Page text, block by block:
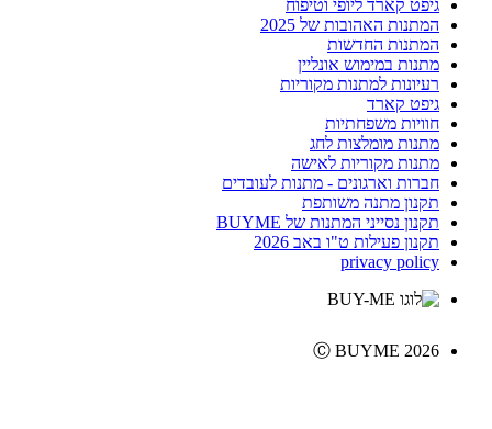
גיפט קארד ליופי וטיפוח
המתנות האהובות של 2025
המתנות החדשות
מתנות במימוש אונליין
רעיונות למתנות מקוריות
גיפט קארד
חוויות משפחתיות
מתנות מומלצות לחג
מתנות מקוריות לאישה
חברות וארגונים - מתנות לעובדים
תקנון מתנה משותפת
תקנון נסייני המתנות של BUYME
תקנון פעילות ט"ו באב 2026
privacy policy
Ⓒ BUYME 2026